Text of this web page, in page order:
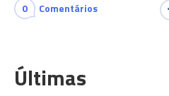
0 Comentários
Últimas